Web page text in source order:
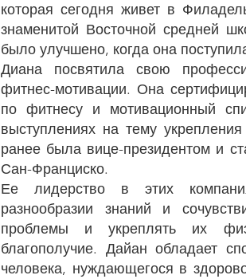
которая сегодня живет в
знаменитой Восточной средней
было улучшено, когда она
Диана посвятила свою
фитнес-мотивации. Она
по фитнесу и мотивационный
выступлениях на тему
ранее была вице-президентом и
Сан-Франциско.
Ее лидерство в этих
разнообразии знаний и
проблемы и укреплять их
благополучие. Дайан обладает
человека, нуждающегося в